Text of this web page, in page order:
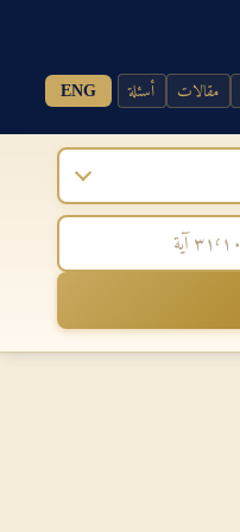
مقالات أسئلة ENG